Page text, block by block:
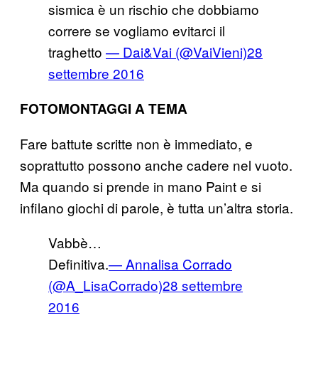
sismica è un rischio che dobbiamo
correre se vogliamo evitarci il
traghetto — Dai&Vai (@VaiVieni)28
settembre 2016
FOTOMONTAGGI A TEMA
Fare battute scritte non è immediato, e
soprattutto possono anche cadere nel vuoto.
Ma quando si prende in mano Paint e si
infilano giochi di parole, è tutta un’altra storia.
Vabbè…
Definitiva.— Annalisa Corrado
(@A_LisaCorrado)28 settembre
2016